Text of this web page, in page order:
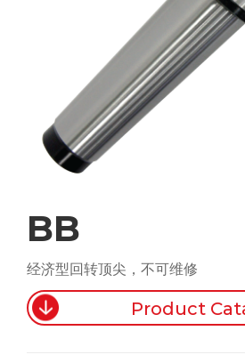
BB
经济型回转顶尖，不可维修
Product